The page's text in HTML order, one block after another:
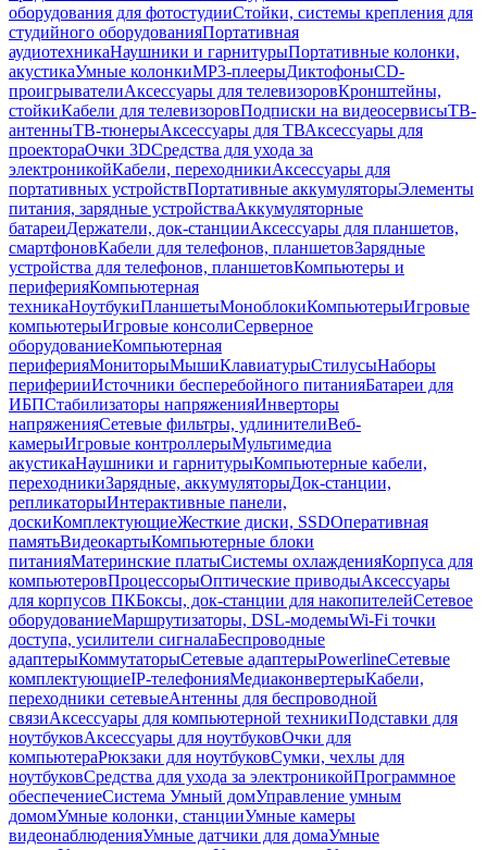
оборудования для фотостудииСтойки, системы крепления для
студийного оборудованияПортативная
аудиотехникаНаушники и гарнитурыПортативные колонки,
акустикаУмные колонкиMP3-плеерыДиктофоныCD-
проигрывателиАксессуары для телевизоровКронштейны,
стойкиКабели для телевизоровПодписки на видеосервисыТВ-
антенныТВ-тюнерыАксессуары для ТВАксессуары для
проектораОчки 3DСредства для ухода за
электроникойКабели, переходникиАксессуары для
портативных устройствПортативные аккумуляторыЭлементы
питания, зарядные устройстваАккумуляторные
батареиДержатели, док-станцииАксессуары для планшетов,
смартфоновКабели для телефонов, планшетовЗарядные
устройства для телефонов, планшетовКомпьютеры и
периферияКомпьютерная
техникаНоутбукиПланшетыМоноблокиКомпьютерыИгровые
компьютерыИгровые консолиСерверное
оборудованиеКомпьютерная
периферияМониторыМышиКлавиатурыСтилусыНаборы
периферииИсточники бесперебойного питанияБатареи для
ИБПСтабилизаторы напряженияИнверторы
напряженияСетевые фильтры, удлинителиВеб-
камерыИгровые контроллерыМультимедиа
акустикаНаушники и гарнитурыКомпьютерные кабели,
переходникиЗарядные, аккумуляторыДок-станции,
репликаторыИнтерактивные панели,
доскиКомплектующиеЖесткие диски, SSDОперативная
памятьВидеокартыКомпьютерные блоки
питанияМатеринские платыСистемы охлажденияКорпуса для
компьютеровПроцессорыОптические приводыАксессуары
для корпусов ПКБоксы, док-станции для накопителейСетевое
оборудованиеМаршрутизаторы, DSL-модемыWi-Fi точки
доступа, усилители сигналаБеспроводные
адаптерыКоммутаторыСетевые адаптерыPowerlineСетевые
комплектующиеIP-телефонияМедиаконвертерыКабели,
переходники сетевыеАнтенны для беспроводной
связиАксессуары для компьютерной техникиПодставки для
ноутбуковАксессуары для ноутбуковОчки для
компьютераРюкзаки для ноутбуковСумки, чехлы для
ноутбуковСредства для ухода за электроникойПрограммное
обеспечениеСистема Умный домУправление умным
домомУмные колонки, станцииУмные камеры
видеонаблюденияУмные датчики для домаУмные